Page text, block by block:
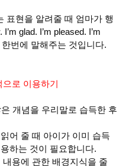
표현을 알려줄 때 엄마가 행
glad. I’m pleased. I’m
번에 말해주는 것입니다.
로 이용하기
개념을 우리말로 습득한 후
어 줄 때 아이가 이미 습득
하는 것이 필요합니다.
용에 관한 배경지식을 줄